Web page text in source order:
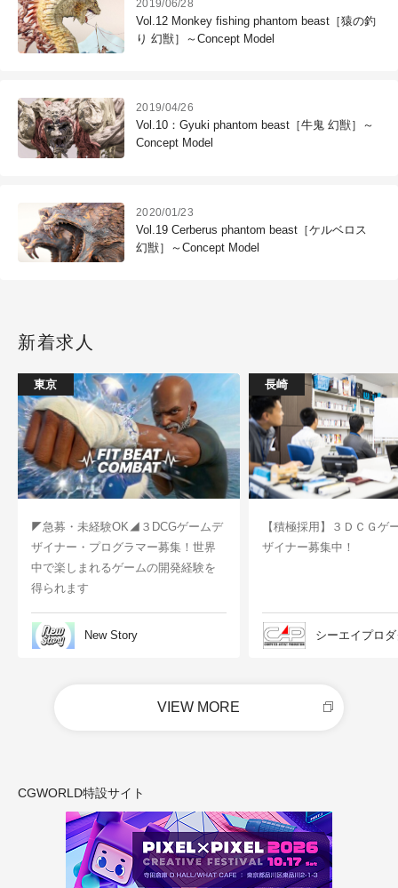
2019/06/28
Vol.12 Monkey fishing phantom beast［猿の釣
り 幻獣］～Concept Model
2019/04/26
Vol.10：Gyuki phantom beast［牛鬼 幻獣］～
Concept Model
2020/01/23
Vol.19 Cerberus phantom beast［ケルベロス
幻獣］～Concept Model
新着求人
東京
◤急募・未経験OK◢３DCGゲームデ
ザイナー・プログラマー募集！世界
中で楽しまれるゲームの開発経験を
得られます
New Story
長崎
【積極採用】３ＤＣＧゲ
ザイナー募集中！
シーエイプロ
VIEW MORE
CGWORLD特設サイト